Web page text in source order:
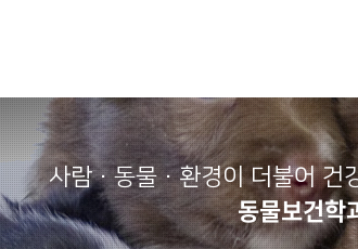
사람·동물·환경이 더불어 건
동물보건학